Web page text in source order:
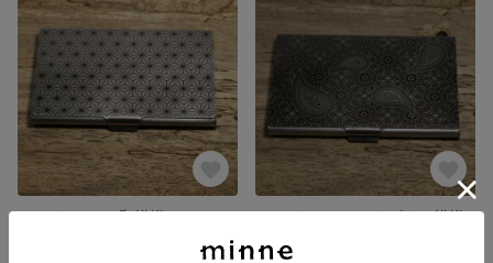
カードケース_和模様2
カードケース_ペイズリー模様